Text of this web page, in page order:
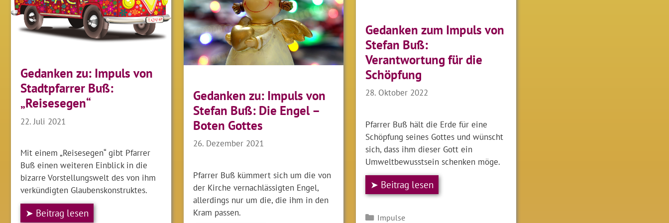
Gedanken zum Impuls von
Stefan Buß:
Verantwortung für die
Schöpfung
28. Oktober 2022
Pfarrer Buß hält die Erde für eine
Schöpfung seines Gottes und wünscht
sich, dass ihm dieser Gott ein
Umweltbewusstsein schenken möge.
➤ Beitrag lesen
Kategorien
Impulse
Gedanken zu: Impuls von
Stefan Buß: Die Engel –
Boten Gottes
26. Dezember 2021
Pfarrer Buß kümmert sich um die von
der Kirche vernachlässigten Engel,
allerdings nur um die, die ihm in den
Kram passen.
Gedanken zu: Impuls von
Stadtpfarrer Buß:
„Reisesegen“
22. Juli 2021
Mit einem „Reisesegen“ gibt Pfarrer
Buß einen weiteren Einblick in die
bizarre Vorstellungswelt des von ihm
verkündigten Glaubenskonstruktes.
➤ Beitrag lesen